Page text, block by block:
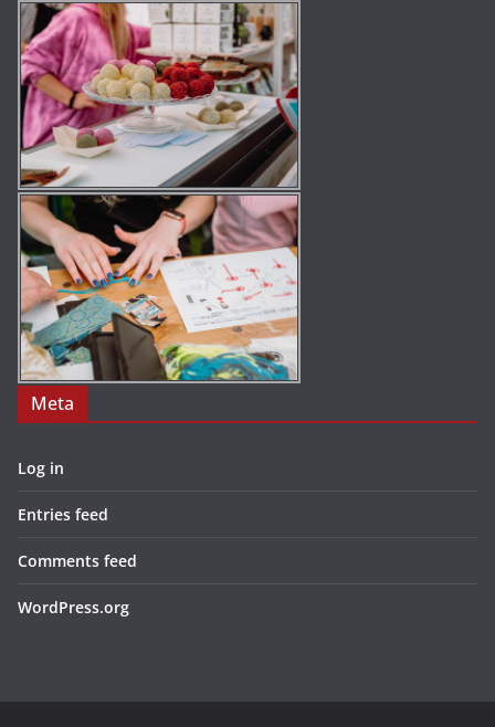
Meta
Log in
Entries feed
Comments feed
WordPress.org